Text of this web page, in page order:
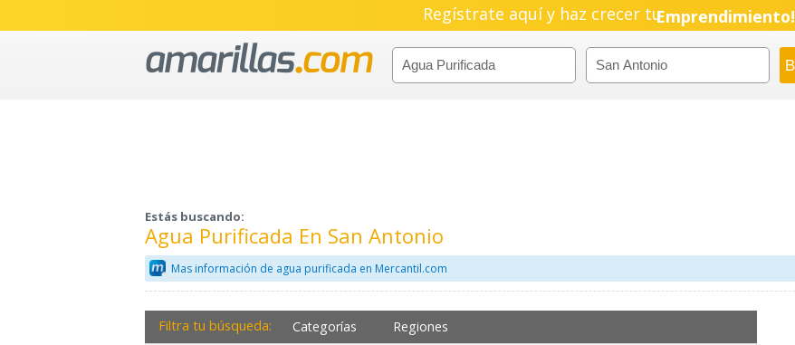
Regístrate aquí y haz crecer tuEmprendimiento!
Estás buscando:
Agua Purificada En San Antonio
Mas información de agua purificada en Mercantil.com
Filtra tu búsqueda: Categorías Regiones